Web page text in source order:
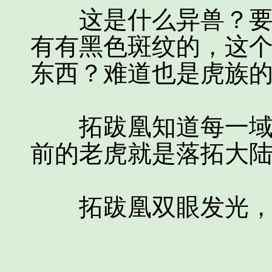
这是什么异兽？要
有有黑色斑纹的，这
东西？难道也是虎族
拓跋凰知道每一域
前的老虎就是落拓大
拓跋凰双眼发光，